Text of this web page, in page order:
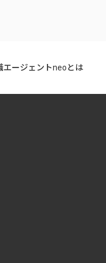
エージェントneoとは